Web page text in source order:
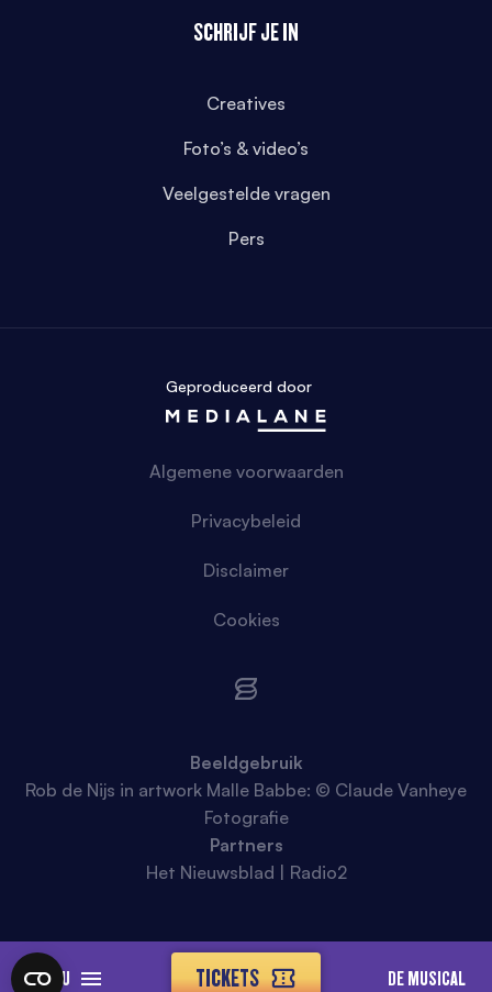
MENU TICKETS DE MUSICAL
SCHRIJF JE IN
Creatives
Foto’s & video’s
Veelgestelde vragen
Pers
Geproduceerd door
Algemene voorwaarden
Privacybeleid
Disclaimer
Cookies
Beeldgebruik
Rob de Nijs in artwork Malle Babbe: © Claude Vanheye
Fotografie
Partners
Het Nieuwsblad | Radio2